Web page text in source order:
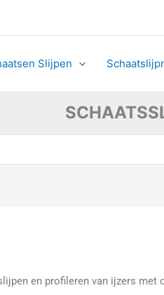
Slijpen
en profileren van ijzers